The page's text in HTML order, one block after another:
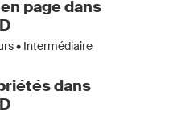
page dans
• Intermédiaire
dans